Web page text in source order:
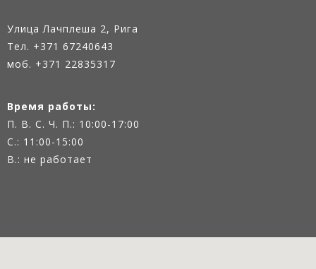
Улица Лачплеша 2, Рига
Тел. +371 67240643
моб. +371 22835317
Время работы:
П. В. С. Ч. П.: 10:00-17:00
С.: 11:00-15:00
В.: не работает